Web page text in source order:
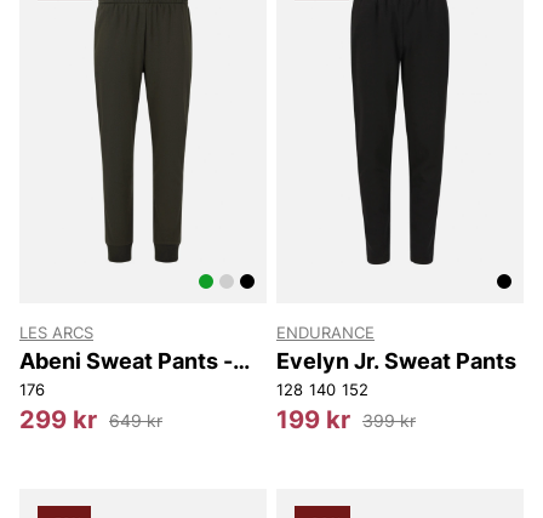
LES ARCS
Abeni Sweat Pants -
Youth
176
299 kr 649 kr
ENDURANCE
Evelyn Jr. Sweat Pants
128 140 152
199 kr 399 kr